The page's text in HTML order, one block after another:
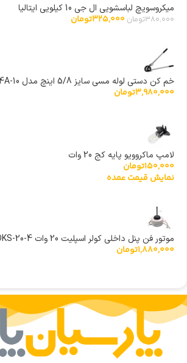
میکروسویچ لباسشویی ال جی 10 کیلویی ایتالیا
380,000تومان 325,000تومان
خم کن دستی لوله مسی سایز 5/8 اینچ مدل CT-364A-10
3,980,000تومان
لامپ ماکروویو پایه کج 20 وات
150,000تومان
نمایش قیمت عمده
موتور فن پنل داخلی کولر اسپلیت 20 وات YDKS-20-4
1,880,000تومان